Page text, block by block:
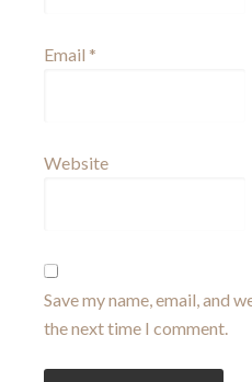
Email *
Website
Save my name, email, and
the next time I comment.